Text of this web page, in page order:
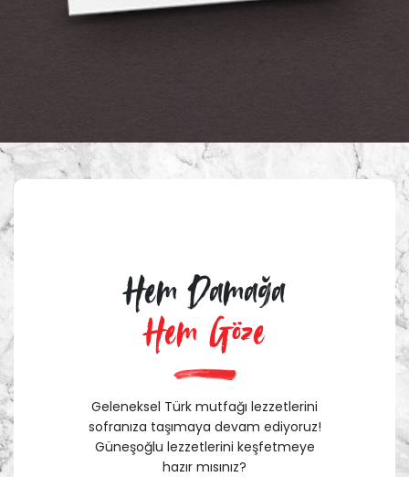
Hem Damağa
Hem Göze
Geleneksel Türk mutfağı lezzetlerini
sofranıza taşımaya devam ediyoruz!
Güneşoğlu lezzetlerini keşfetmeye
hazır mısınız?